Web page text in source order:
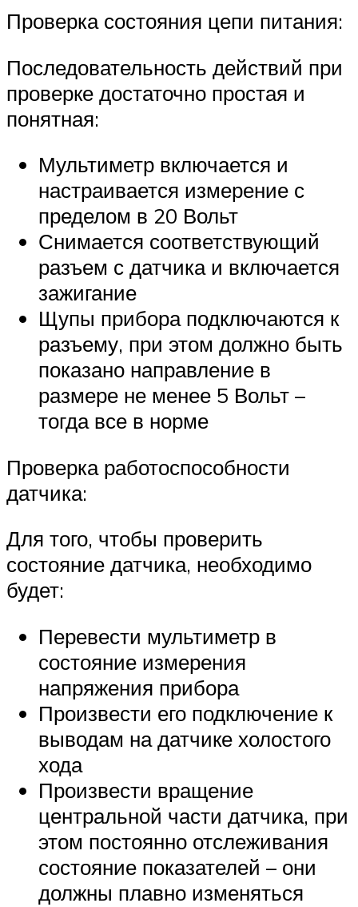
Проверка состояния цепи питания:
Последовательность действий при
проверке достаточно простая и
понятная:
Мультиметр включается и
настраивается измерение с
пределом в 20 Вольт
Снимается соответствующий
разъем с датчика и включается
зажигание
Щупы прибора подключаются к
разъему, при этом должно быть
показано направление в
размере не менее 5 Вольт –
тогда все в норме
Проверка работоспособности
датчика:
Для того, чтобы проверить
состояние датчика, необходимо
будет:
Перевести мультиметр в
состояние измерения
напряжения прибора
Произвести его подключение к
выводам на датчике холостого
хода
Произвести вращение
центральной части датчика, при
этом постоянно отслеживания
состояние показателей – они
должны плавно изменяться